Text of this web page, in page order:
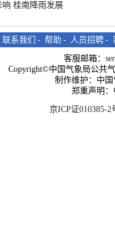
桂南降雨发展
联系我们 - 帮助 - 人员招聘 -
客服邮箱：
Copyright©中国气象局公共
制作维护：中
郑重声明
京ICP证010385-2